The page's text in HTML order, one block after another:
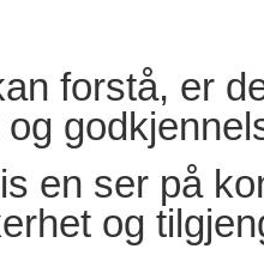
forstå, er
en ser på
og